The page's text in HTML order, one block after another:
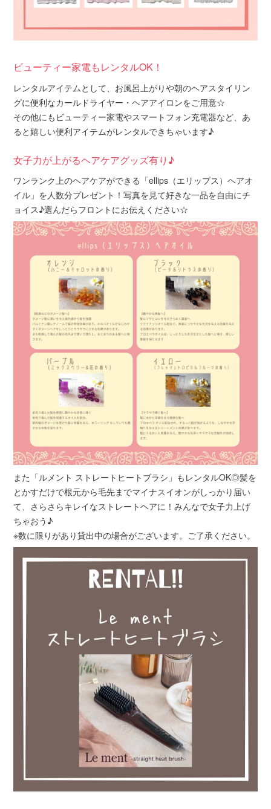
ビューティー家電もレンタルOK！
レンタルアイテムとして、お風呂上がりや朝のヘアスタイリン
グに便利なカールドライヤー・ヘアアイロンをご用意☆
その他にもビューティー家電やスマートフォン充電器など、あ
ると嬉しい便利アイテムがレンタルできちゃいます♪
女子力が上がるヘアケアグッズ有り♪
ワンランク上のヘアケアができる「ellips（エリップス）ヘアオ
イル」を人数分プレゼント！写真を見て好きな一品を自由にチ
ョイス♪選んだらフロントにお伝えください☆
また「ルメント ストレートヒートブラシ」もレンタルOK◎髪を
とかすだけで根元から毛先までマイナスイオンがしっかり届い
て、さらさらキレイなストレートヘアに！みんなで女子力上げ
ちゃおう♪
※数に限りがあり貸出中の場合がございます。ご了承ください。